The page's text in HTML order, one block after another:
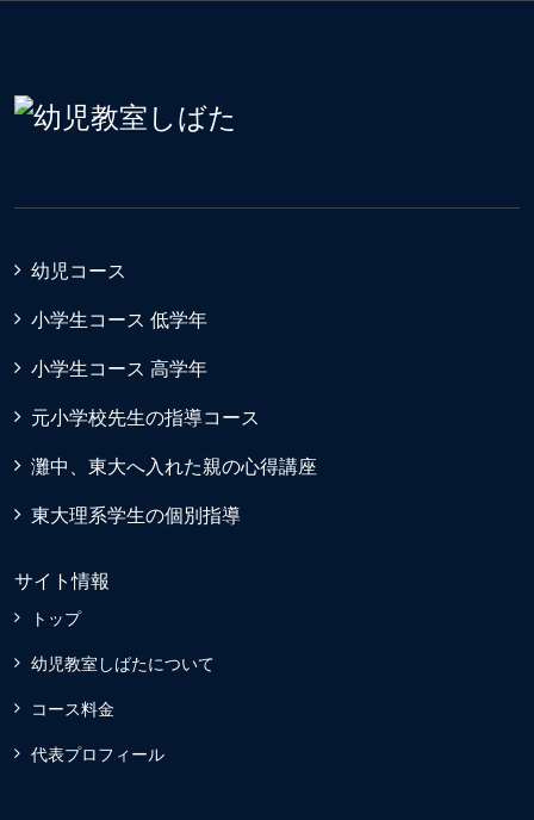
幼児コース
小学生コース 低学年
小学生コース 高学年
元小学校先生の指導コース
灘中、東大へ入れた親の心得講座
東大理系学生の個別指導
サイト情報
トップ
幼児教室しばたについて
コース料金
代表プロフィール